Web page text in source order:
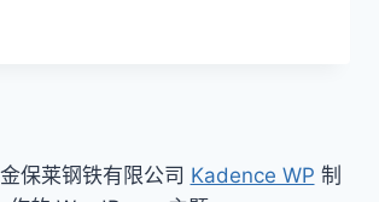
保莱钢铁有限公司 Kadence WP 制